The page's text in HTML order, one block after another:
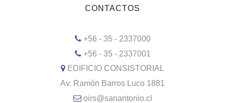
CONTACTOS
+56 - 35 - 2337000
+56 - 35 - 2337001
EDIFICIO CONSISTORIAL
Av. Ramón Barros Luco 1881
oirs@sanantonio.cl